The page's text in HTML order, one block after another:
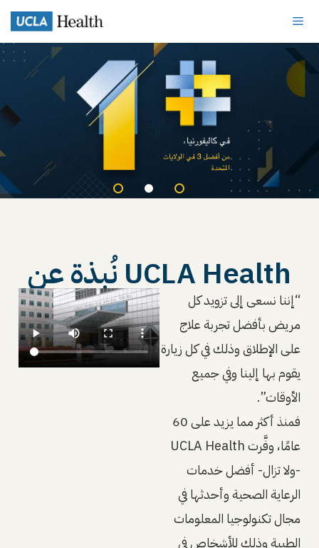
UCLA Health نُبذة عن
“إننا نسعى إلى تزويد كل
مريض بأفضل تجربة علاج
على الإطلاق وذلك في كل زيارة
يقوم بها إلينا وفي جميع
الأوقات”.
فمنذ أكثر مما يزيد على 60
عامًا، وفَّرت UCLA Health
-ولا تزال- أفضل خدمات
الرعاية الصحية وأحدثها في
مجال تكنولوجيا المعلومات
الطبية وذلك للأشخاص في